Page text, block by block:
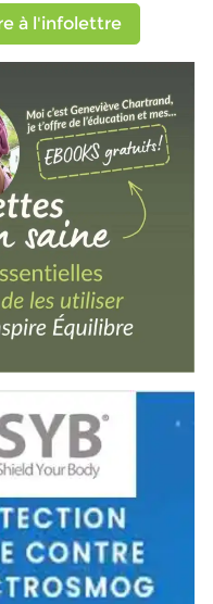
à l'infolettre